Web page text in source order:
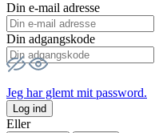
Din e-mail adresse
Din adgangskode
Jeg har glemt mit password.
Log ind
Eller